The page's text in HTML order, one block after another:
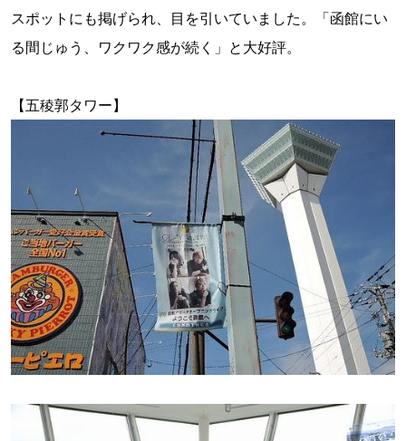
スポットにも掲げられ、目を引いていました。「函館にい
る間じゅう、ワクワク感が続く」と大好評。
【五稜郭タワー】